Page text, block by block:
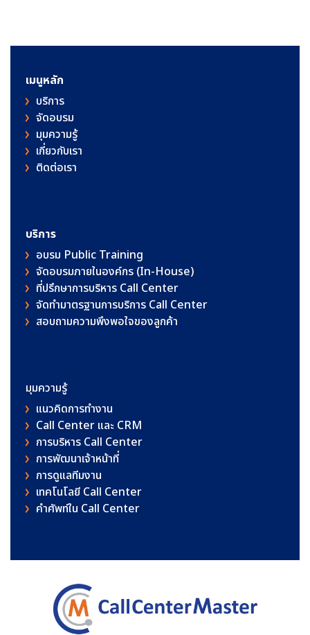
เมนูหลัก
บริการ
จัดอบรม
มุมความรู้
เกี่ยวกับเรา
ติดต่อเรา
บริการ
อบรม Public Training
จัดอบรมภายในองค์กร (In-House)
ที่ปรึกษาการบริหาร Call Center
จัดทำมาตรฐานการบริการ Call Center
สอบถามความพึงพอใจของลูกค้า
มุมความรู้
แนวคิดการทำงาน
Call Center และ CRM
การบริหาร Call Center
การพัฒนาเจ้าหน้าที่
การดูแลทีมงาน
เทคโนโลยี Call Center
คําศัพท์ใน Call Center